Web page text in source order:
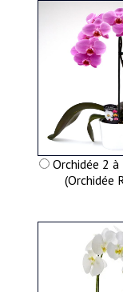
Orchidée 2 à
(Orchidée